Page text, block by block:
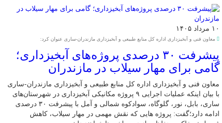
۱۰ مرداد ۱۴۰۵
معاون فنی و آبخیزداری اداره کل منابع طبیعی و آبخیزداری مازندران-ساری عنوان کرد:
پیشرفت ۳۰ درصدی پروژه‌های آبخیزداری؛
گامی برای مهار سیلاب در مازندران
معاون فنی و آبخیزداری اداره کل منابع طبیعی و آبخیزداری مازندران-ساری
با بیان اینکه عملیات اجرایی ۹ پروژه مکانیکی آبخیزداری در شهرستان‌های
ساری، بابل، نور، گلوگاه، سوادکوه شمالی و آمل با پیشرفت ۳۰ درصدی
ادامه دارد؛گفت: پروژه هایی که نقش مهمی در مهار سیلاب، کاهش